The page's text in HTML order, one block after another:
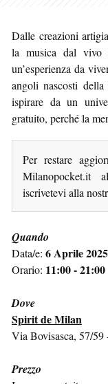
Dalle creazioni
la musica dal
un’esperienza da
angoli nascosti della
ispirare da un
gratuito, perché la
Per restare
Milanopocket.it
iscrivetevi alla
Quando
Data/e: 6 Aprile 2025
Orario: 11:00 - 21:00
Dove
Spirit de Milan
Via Bovisasca, 57/
Prezzo